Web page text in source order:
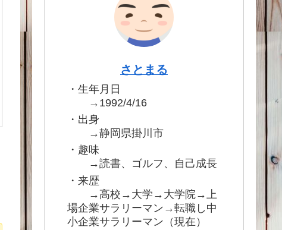
さとまる
・生年月日
→1992/4/16
・出身
→静岡県掛川市
・趣味
→読書、ゴルフ、自己成長
・来歴
→高校→大学→大学院→上
場企業サラリーマン→転職し中
小企業サラリーマン（現在）